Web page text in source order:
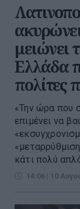
μειώνει
Ελλάδα
πολίτες
«Την ώρα που
επιμένει να
κάτι πολύ
14:06 | 10